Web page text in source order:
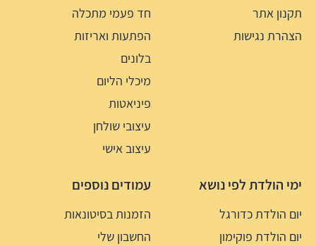
תקנון אתר
הצהרת נגישות
חד פעמי מתכלה
הפתעות ואריזות
בלונים
מיכלי הליום
פיניאטות
עיצובי שולחן
עיצוב אישי
ימי הולדת לפי נושא
יום הולדת כדורגל
יום הולדת פוקימון
עמודים נוספים
הזמנות בסיטונאות
החשבון שלי